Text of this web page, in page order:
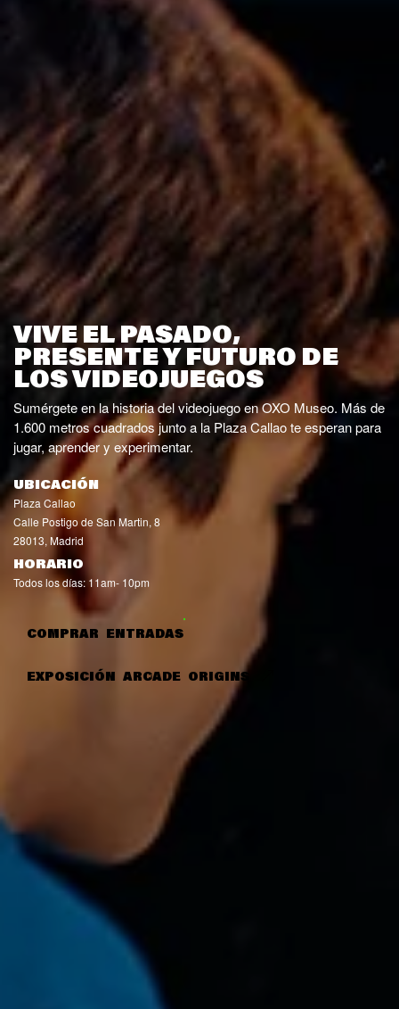
VIVE EL PASADO,
PRESENTE Y FUTURO DE
LOS VIDEOJUEGOS
Sumérgete en la historia del videojuego en OXO Museo. Más de
1.600 metros cuadrados junto a la Plaza Callao te esperan para
jugar, aprender y experimentar.
UBICACIÓN
Plaza Callao
Calle Postigo de San Martin, 8
28013, Madrid
HORARIO
Todos los días: 11am- 10pm
COMPRAR ENTRADAS
EXPOSICIÓN ARCADE ORIGINS